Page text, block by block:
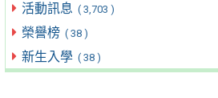
活動訊息 ( 3,703 )
榮譽榜 ( 38 )
新生入學 ( 38 )